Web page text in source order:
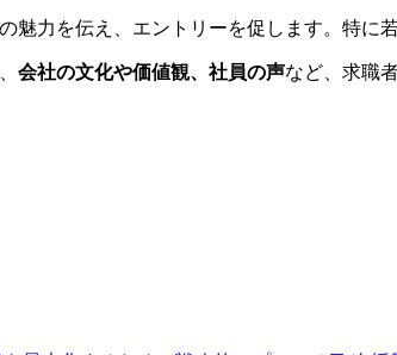
力を伝え、エントリーを促します。特に
会社の文化や価値観、社員の声など、求職